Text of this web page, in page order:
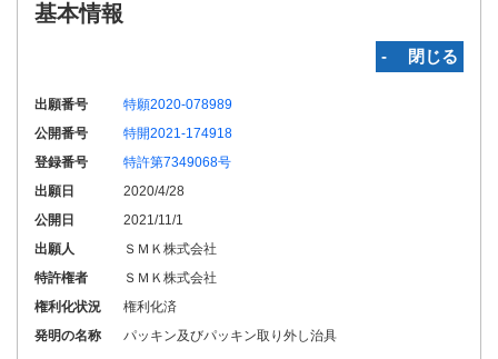
基本情報
‐ 閉じる
出願番号
特願2020-078989
公開番号
特開2021-174918
登録番号
特許第7349068号
出願日
2020/4/28
公開日
2021/11/1
出願人
ＳＭＫ株式会社
特許権者
ＳＭＫ株式会社
権利化状況
権利化済
発明の名称
パッキン及びパッキン取り外し治具